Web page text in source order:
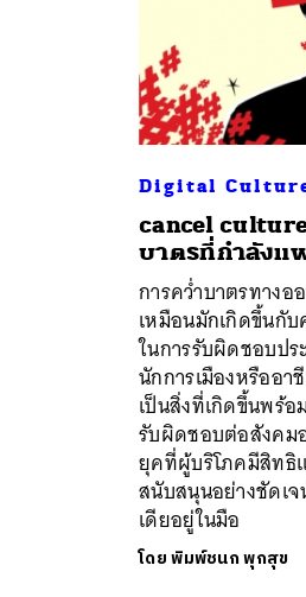
Digital
cancel
บาตรที่กำลังแ
การคว่ำบาตรทาง
เหมือนมักเกิดขึ้นกั
ในการรับผิดชอบป
นักการเมืองหรืออ
เป็นสิ่งที่เกิดขึ้นพร้
รับผิดชอบต่อสังคม
ยุคที่ผู้บริโภคมีสิทธิ
สนับสนุนอย่างชัดเ
เดียอยู่ในมือ
โดยพิมพ์ชนก พุกสุข